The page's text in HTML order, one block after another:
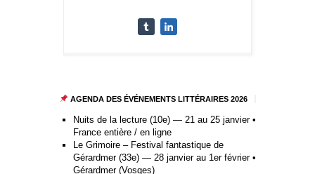
AGENDA DES ÉVÉNEMENTS LITTÉRAIRES 2026
Nuits de la lecture (10e) — 21 au 25 janvier •
France entière / en ligne
Le Grimoire – Festival fantastique de
Gérardmer (33e) — 28 janvier au 1er février •
Gérardmer (Vosges)